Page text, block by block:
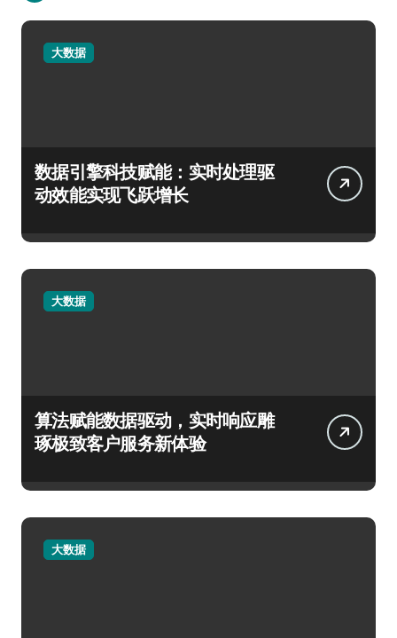
大数据
数据引擎科技赋能：实时处理驱
动效能实现飞跃增长
大数据
算法赋能数据驱动，实时响应雕
琢极致客户服务新体验
大数据